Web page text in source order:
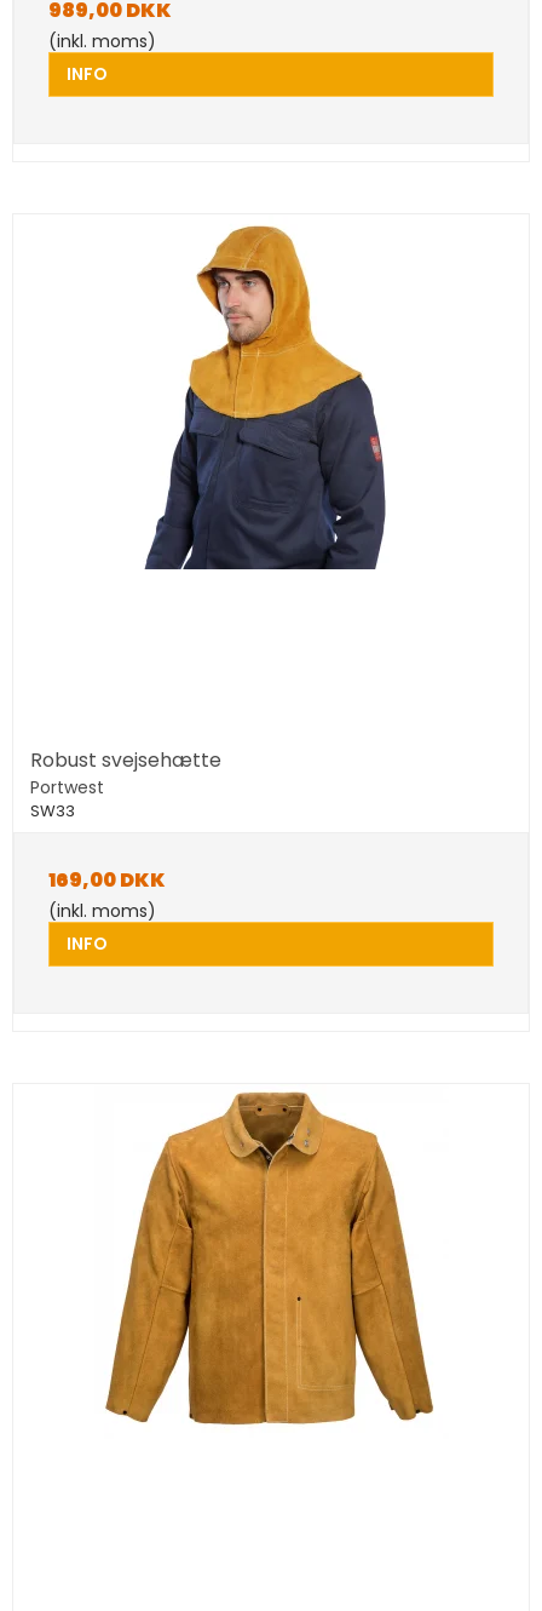
989,00 DKK
(inkl. moms)
INFO
Robust svejsehætte
Portwest
SW33
169,00 DKK
(inkl. moms)
INFO